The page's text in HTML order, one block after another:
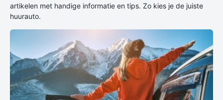
artikelen met handige informatie en tips. Zo kies je de juiste
huurauto.